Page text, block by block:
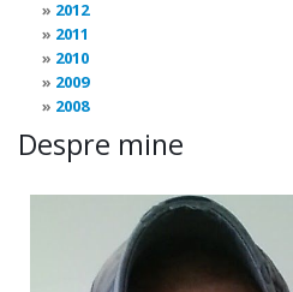
2012
2011
2010
2009
2008
Despre mine